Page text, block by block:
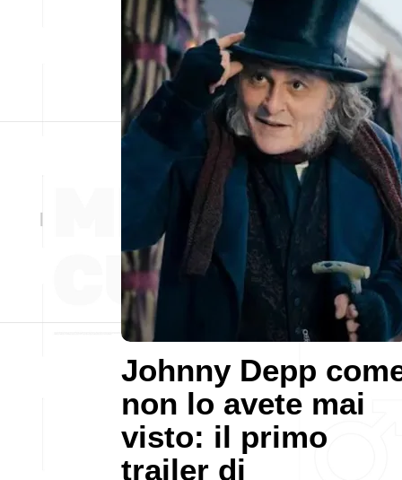
Johnny Depp
non lo avete mai
visto: il primo
trailer di